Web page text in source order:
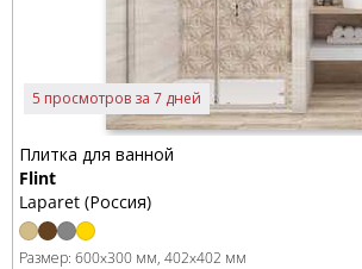
5 просмотров за 7 дней
Плитка для ванной
Flint
Laparet (Россия)
Размер: 600x300 мм 402x402 мм